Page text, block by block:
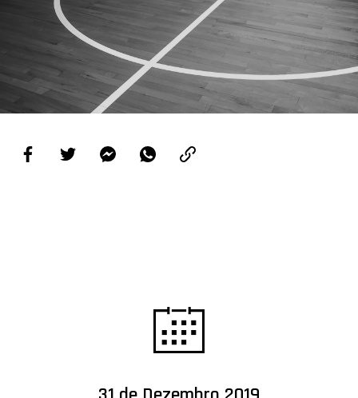
PROJETOS
LIGA BETCLIC MASCULINA
LIGA BETCLIC FEMININA